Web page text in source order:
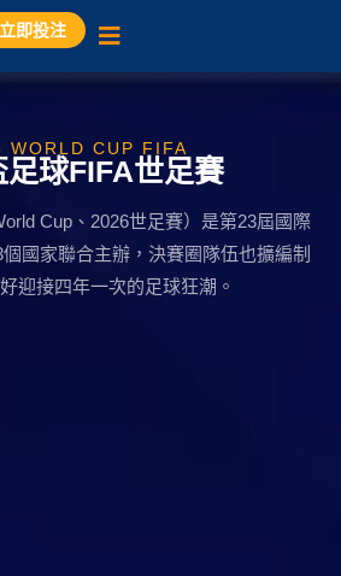
立即投注
WORLD CUP FIFA
足球FIFA世足賽
Cup、2026世足賽）是第23屆國際
國家聯合主辦，決賽圈隊伍也擴編制
迎接四年一次的足球狂潮。